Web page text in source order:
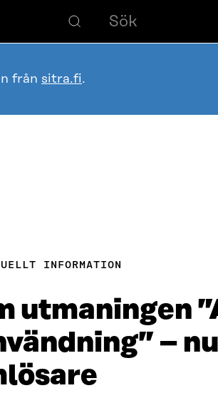
från sitra.fi.
INFORMATION
utmaningen
–